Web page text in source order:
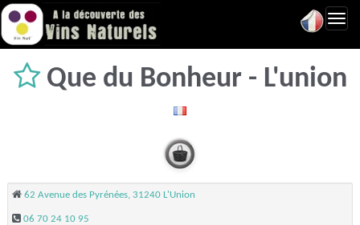
Que du Bonheur - L'union
62 Avenue des Pyrénées, 31240 L'Union
06 70 24 10 95